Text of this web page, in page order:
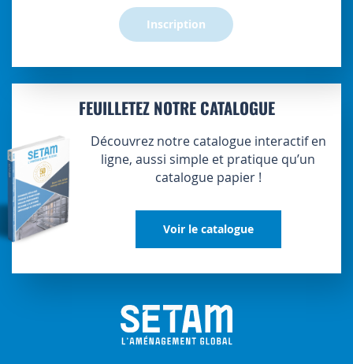
Inscription
FEUILLETEZ NOTRE CATALOGUE
Découvrez notre catalogue interactif en
ligne, aussi simple et pratique qu’un
catalogue papier !
Voir le catalogue